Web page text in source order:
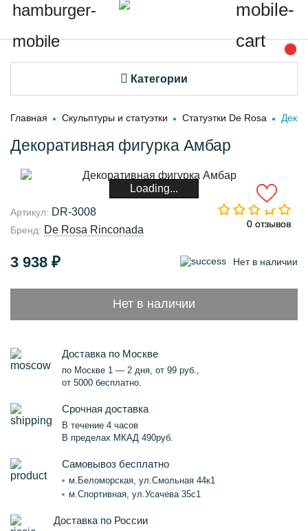
Категории
Главная Скульптуры и статуэтки Статуэтки De Rosa
Декоративная фигурка Амбар
Loading...
0 отзывов
Артикул: DR-3008
Бренд: De Rosa Rinconada 0 отзывов
3 938 ₽ Нет в наличии
Нет в наличии
Доставка по Москве
по Москве 1 — 2 дня, от 99 руб.,
от 5000 бесплатно.
Срочная доставка
В течение 4 часов
В пределах МКАД 490руб.
Самовывоз бесплатно
м.Беломорская, ул.Смольная 44к1
м.Спортивная, ул.Усачева 35с1
Доставка по России